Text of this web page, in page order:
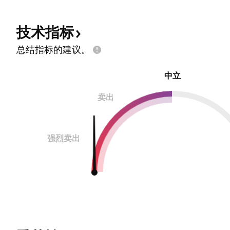
技术指标
总结指标的建议。
中立
卖出
强烈卖出